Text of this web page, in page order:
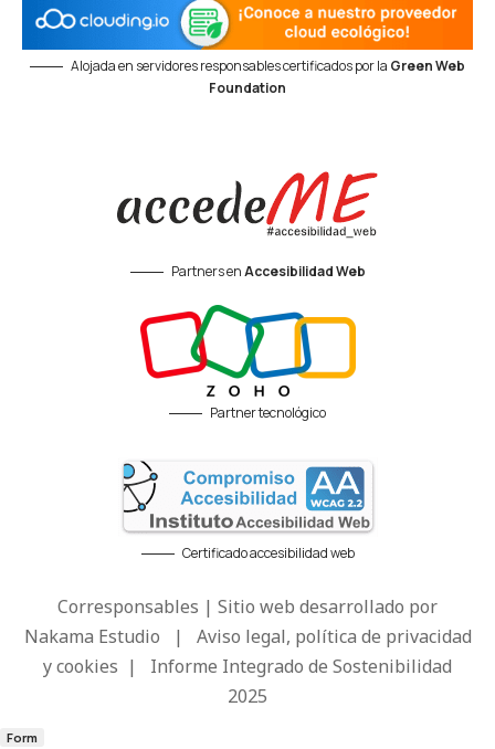
Alojada en servidores responsables certificados por la Green Web
Foundation
Partners enAccesibilidad Web
Partner tecnológico
Certificado accesibilidad web
Corresponsables | Sitio web desarrollado por
Nakama Estudio | Aviso legal, política de privacidad
y cookies | Informe Integrado de Sostenibilidad
2025
Form